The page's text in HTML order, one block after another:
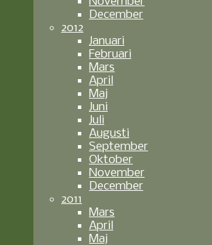
December
2012
Januari
Februari
Mars
April
Maj
Juni
Juli
Augusti
September
Oktober
November
December
2011
Mars
April
Maj